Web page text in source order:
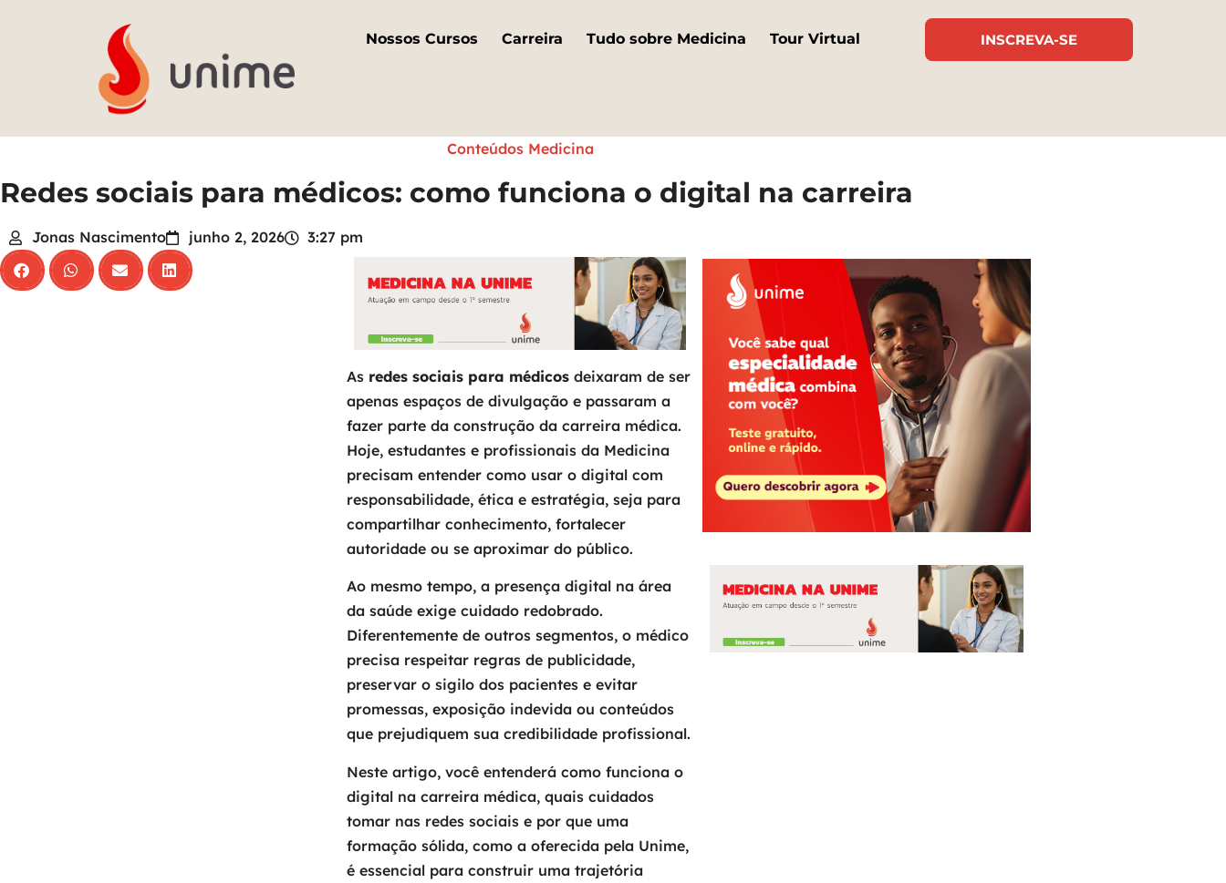
Nossos Cursos Carreira Tudo sobre Medicina Tour Virtual INSCREVA-SE
Conteúdos Medicina
Redes sociais para médicos: como funciona o digital na carreira
Jonas Nascimento junho 2, 2026 3:27 pm
As redes sociais para médicosdeixaram de ser
apenas espaços de divulgação e passaram a
fazer parte da construção da carreira médica.
Hoje, estudantes e profissionais da Medicina
precisam entender como usar o digital com
responsabilidade, ética e estratégia, seja para
compartilhar conhecimento, fortalecer
autoridade ou se aproximar do público.
Ao mesmo tempo, a presença digital na área
da saúde exige cuidado redobrado.
Diferentemente de outros segmentos, o médico
precisa respeitar regras de publicidade,
preservar o sigilo dos pacientes e evitar
promessas, exposição indevida ou conteúdos
que prejudiquem sua credibilidade profissional.
Neste artigo, você entenderá como funciona o
digital na carreira médica, quais cuidados
tomar nas redes sociais e por que uma
formação sólida, como a oferecida pela Unime,
é essencial para construir uma trajetória